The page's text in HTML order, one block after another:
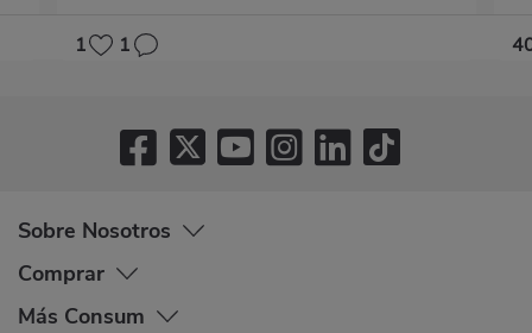
1 1
Sobre Nosotros
Comprar
Más Consum